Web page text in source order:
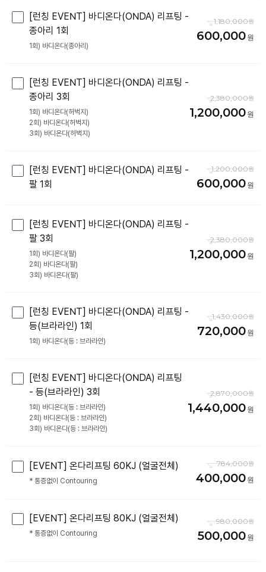
[런칭 EVENT] 바디온다(ONDA) 리프팅 -
종아리 1회
1,180,000
600,000
[런칭 EVENT] 바디온다(ONDA) 리프팅 -
종아리 3회
1회) 바디온다(허벅지)
2회) 바디온다(허벅지)
2,380,000
1,200,000
[런칭 EVENT] 바디온다(ONDA) 리프팅 -
팔 1회
1,200,000
600,000
[런칭 EVENT] 바디온다(ONDA) 리프팅 -
팔 3회
1회) 바디온다(팔)
2회) 바디온다(팔)
2,380,000
1,200,000
[런칭 EVENT] 바디온다(ONDA) 리프팅 -
등(브라라인) 1회
1,430,000
720,000
[런칭 EVENT] 바디온다(ONDA) 리프팅
- 등(브라라인) 3회
1회) 바디온다(등 : 브라라인)
2회) 바디온다(등 : 브라라인)
2,870,000
1,440,000
[EVENT] 온다리프팅 60KJ (얼굴전체) 784,000
400,000
[EVENT] 온다리프팅 80KJ (얼굴전체)
* 통증없이 Contouring
980,000
500,000